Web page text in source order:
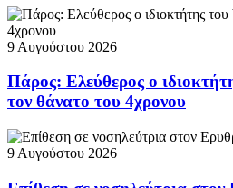
9 Αυγούστου 2026
Πάρος: Ελεύθερος ο
τον θάνατο του 4χρονου
9 Αυγούστου 2026